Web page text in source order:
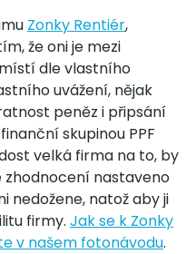
Zonky Rentiér,
že oni je mezi
dle vlastního
uvážení, nějak
peněz i připsání
skupinou PPF
velká firma na to, by
zhodnocení nastaveno
nedožene, natož aby ji
firmy. Jak se k Zonky
v našem fotonávodu.